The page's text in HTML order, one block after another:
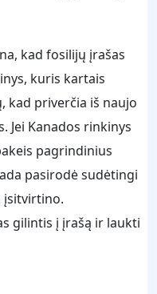
kad fosilijų įrašas
kuris kartais
kad priverčia iš naujo
Jei Kanados rinkinys
pagrindinius
pasirodė sudėtingi
įsitvirtino.
gilintis į įrašą ir laukti